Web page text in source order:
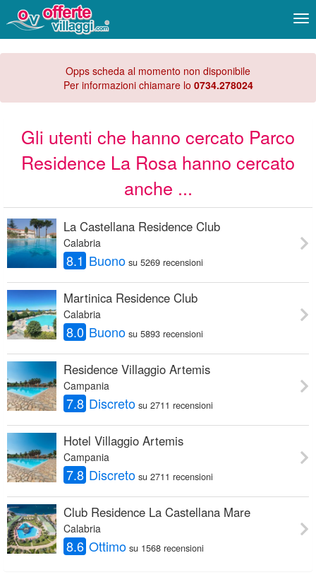
Opps scheda al momento non disponibile
Per informazioni chiamare lo 0734.278024
Gli utenti che hanno cercato Parco
Residence La Rosa hanno cercato
anche ...
La Castellana Residence Club
Calabria
8.1 Buono su 5269 recensioni
Martinica Residence Club
Calabria
8.0 Buono su 5893 recensioni
Residence Villaggio Artemis
Campania
7.8 Discreto su 2711 recensioni
Hotel Villaggio Artemis
Campania
7.8 Discreto su 2711 recensioni
Club Residence La Castellana Mare
Calabria
8.6 Ottimo su 1568 recensioni